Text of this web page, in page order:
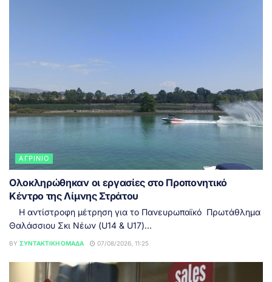
ΑΓΡΊΝΙΟ
Ολοκληρώθηκαν οι εργασίες στο Προπονητικό
Κέντρο της Λίμνης Στράτου
Η αντίστροφη μέτρηση για το Πανευρωπαϊκό Πρωτάθλημα
Θαλάσσιου Σκι Νέων (U14 & U17)...
BY ΣΥΝΤΑΚΤΙΚΉ ΟΜΆΔΑ 07/08/2026, 11:25